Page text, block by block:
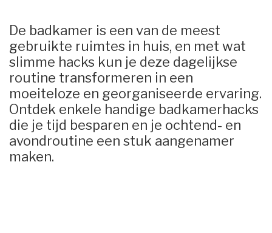
De badkamer is een van de meest
gebruikte ruimtes in huis, en met wat
slimme hacks kun je deze dagelijkse
routine transformeren in een
moeiteloze en georganiseerde ervaring.
Ontdek enkele handige badkamerhacks
die je tijd besparen en je ochtend- en
avondroutine een stuk aangenamer
maken.